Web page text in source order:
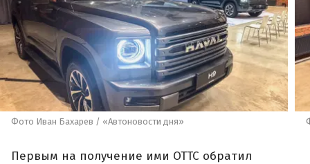
Фото Иван Бахарев / «Автоновости дня»
Первым на получение ими ОТТС обратил